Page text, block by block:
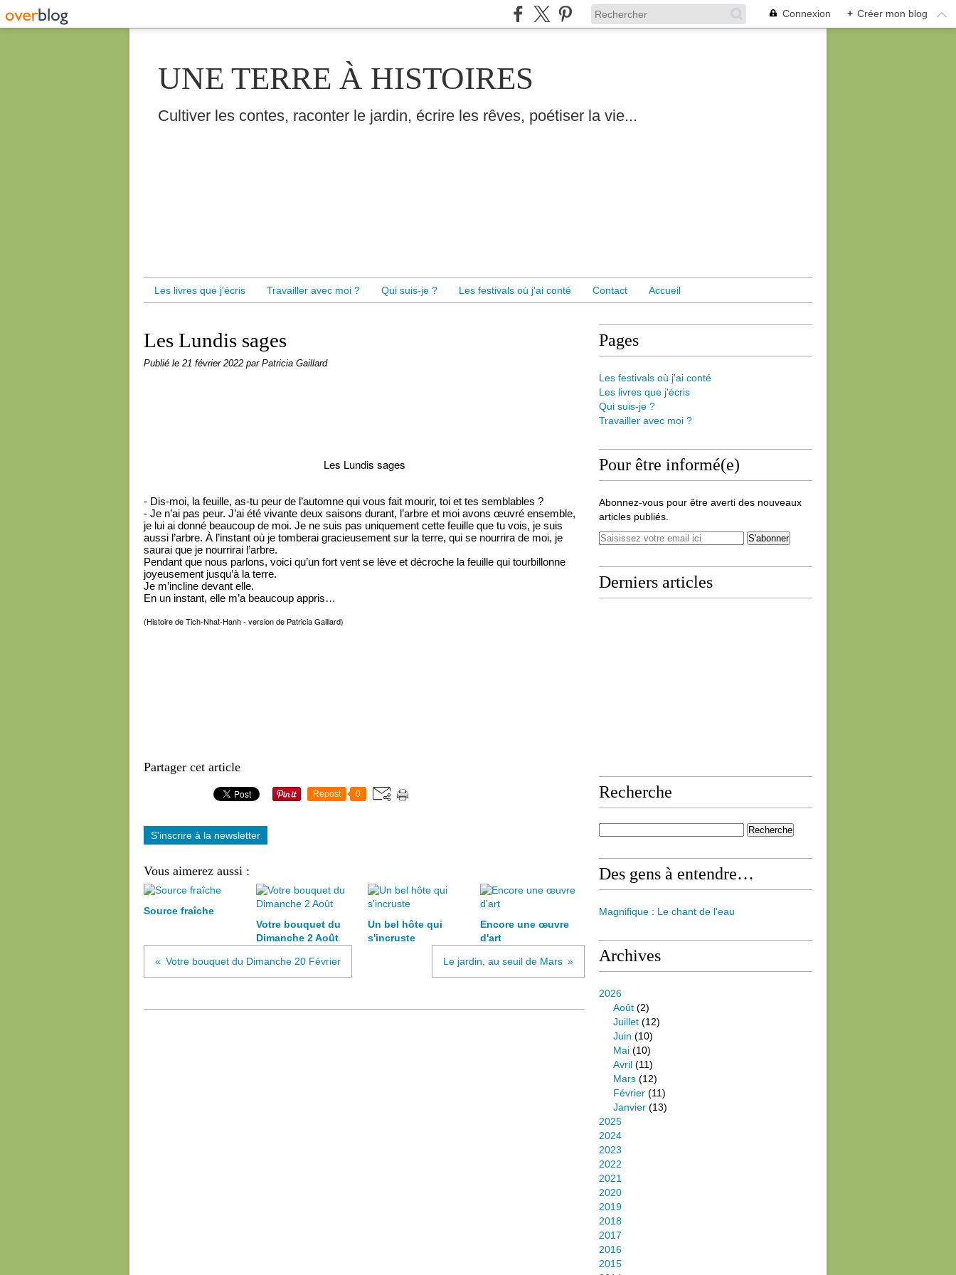
Connexion + Créer mon blog
UNE TERRE À HISTOIRES
Cultiver les contes, raconter le jardin, écrire les rêves, poétiser la vie...
Les livres que j'écris Travailler avec moi ? Qui suis-je ? Les festivals où j'ai conté Contact Accueil
Les Lundis sages
Publié le 21 février 2022 par Patricia Gaillard
Les Lundis sages
- Dis-moi, la feuille, as-tu peur de l’automne qui vous fait mourir, toi et tes semblables ?
- Je n’ai pas peur. J’ai été vivante deux saisons durant, l’arbre et moi avons œuvré ensemble,
je lui ai donné beaucoup de moi. Je ne suis pas uniquement cette feuille que tu vois, je suis
aussi l’arbre. À l’instant où je tomberai gracieusement sur la terre, qui se nourrira de moi, je
saurai que je nourrirai l’arbre.
Pendant que nous parlons, voici qu’un fort vent se lève et décroche la feuille qui tourbillonne
joyeusement jusqu’à la terre.
Je m’incline devant elle.
En un instant, elle m’a beaucoup appris…
(Histoire de Tich-Nhat-Hanh - version de Patricia Gaillard)
Partager cet article
Repost 0
S'inscrire à la newsletter
Vous aimerez aussi :
Source fraîche
Votre bouquet du
Dimanche 2 Août
Un bel hôte qui
s'incruste
Encore une œuvre
d'art
Votre bouquet du Dimanche 20 Février Le jardin, au seuil de Mars
Pages
Les festivals où j'ai conté
Les livres que j'écris
Qui suis-je ?
Travailler avec moi ?
Pour être informé(e)
Abonnez-vous pour être averti des nouveaux
articles publiés.
Derniers articles
Recherche
Des gens à entendre…
Magnifique : Le chant de l'eau
Archives
2026
Août (2)
Juillet (12)
Juin (10)
Mai (10)
Avril (11)
Mars (12)
Février (11)
Janvier (13)
2025
2024
2023
2022
2021
2020
2019
2018
2017
2016
2015